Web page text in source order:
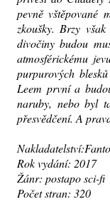
pevně vštěpované
zkoušky. Brzy
divočiny budou
atmosférickému
purpurových
Leem první a
naruby, nebo byl
přesvědčení. A
Rok vydání: 2017
Žánr: postapo sci-fi
Počet stran: 320